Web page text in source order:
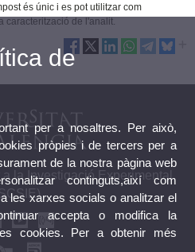
és únic i es pot utilitzar com
caracterització de l'analit.
la Investigació Experimental
de
per a nosaltres. Per això,
pròpies i de tercers per a
de la nostra pàgina web
continguts,així com
les xarxes socials o analitzar el
accepta o modifica la
cookies. Per a obtenir més